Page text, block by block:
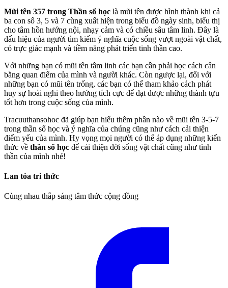
Mũi tên 357 trong Thần số học là mũi tên được hình thành khi cả
ba con số 3, 5 và 7 cùng xuất hiện trong biểu đồ ngày sinh, biểu thị
cho tâm hồn hướng nội, nhạy cảm và có chiều sâu tâm linh. Đây là
dấu hiệu của người tìm kiếm ý nghĩa cuộc sống vượt ngoài vật chất,
có trực giác mạnh và tiềm năng phát triển tinh thần cao.
Với những bạn có mũi tên tâm linh các bạn cần phải học cách cân
bằng quan điểm của mình và người khác. Còn ngược lại, đối với
những bạn có mũi tên trống, các bạn có thể tham khảo cách phát
huy sự hoài nghi theo hướng tích cực để đạt được những thành tựu
tốt hơn trong cuộc sống của mình.
Tracuuthansohoc đã giúp bạn hiểu thêm phần nào về mũi tên 3-5-7
trong thần số học và ý nghĩa của chúng cũng như cách cải thiện
điểm yếu của mình. Hy vọng mọi người có thể áp dụng những kiến
thức về thần số học để cải thiện đời sống vật chất cũng như tình
thần của mình nhé!
Lan tỏa tri thức
Cùng nhau thắp sáng tâm thức cộng đồng